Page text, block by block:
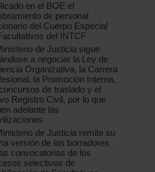
en el BOE el
de personal
del Cuerpo Especial
del INTCF
de Justicia sigue
a negociar la Ley de
Organizativa, la Carrera
la Promoción Interna,
de traslado y el
Registro Civil, por lo que
adelante las
de Justicia remite su
versión de los borradores
convocatorias de los
selectivos de